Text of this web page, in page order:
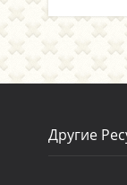
Другие